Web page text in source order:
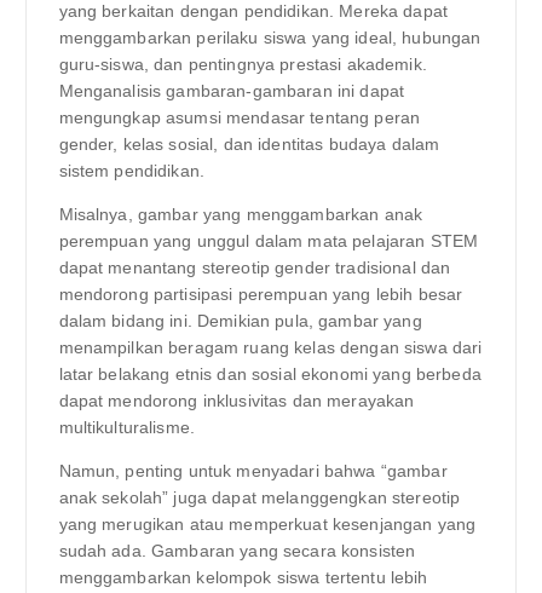
yang berkaitan dengan pendidikan. Mereka dapat
menggambarkan perilaku siswa yang ideal, hubungan
guru-siswa, dan pentingnya prestasi akademik.
Menganalisis gambaran-gambaran ini dapat
mengungkap asumsi mendasar tentang peran
gender, kelas sosial, dan identitas budaya dalam
sistem pendidikan.
Misalnya, gambar yang menggambarkan anak
perempuan yang unggul dalam mata pelajaran STEM
dapat menantang stereotip gender tradisional dan
mendorong partisipasi perempuan yang lebih besar
dalam bidang ini. Demikian pula, gambar yang
menampilkan beragam ruang kelas dengan siswa dari
latar belakang etnis dan sosial ekonomi yang berbeda
dapat mendorong inklusivitas dan merayakan
multikulturalisme.
Namun, penting untuk menyadari bahwa “gambar
anak sekolah” juga dapat melanggengkan stereotip
yang merugikan atau memperkuat kesenjangan yang
sudah ada. Gambaran yang secara konsisten
menggambarkan kelompok siswa tertentu lebih